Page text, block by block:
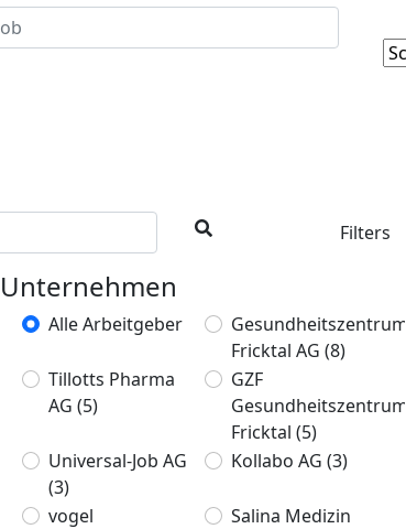
Filters
Unternehmen
Alle Arbeitgeber
Gesundheitszentrum
Fricktal AG (8)
Tillotts Pharma
AG (5)
GZF
Gesundheitszentrum
Fricktal (5)
Universal-Job AG
(3)
Kollabo AG (3)
vogel
Salina Medizin